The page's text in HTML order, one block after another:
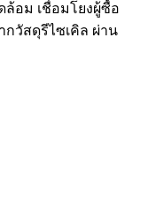
ล้อม เชื่อมโยงผู้ซื้อ
วัสดุรีไซเคิล ผ่าน